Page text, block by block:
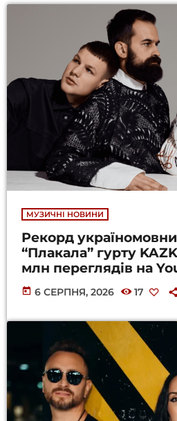
МУЗИЧНІ НОВИНИ
Рекорд
“Плакала” гурту
млн переглядів на
today 6 СЕРПНЯ, 2026 17